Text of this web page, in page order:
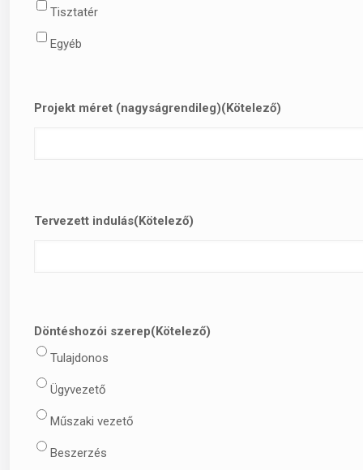
Tisztatér
Egyéb
Projekt méret (nagyságrendileg)(Kötelező)
Tervezett indulás(Kötelező)
Döntéshozói szerep(Kötelező)
Tulajdonos
Ügyvezető
Műszaki vezető
Beszerzés